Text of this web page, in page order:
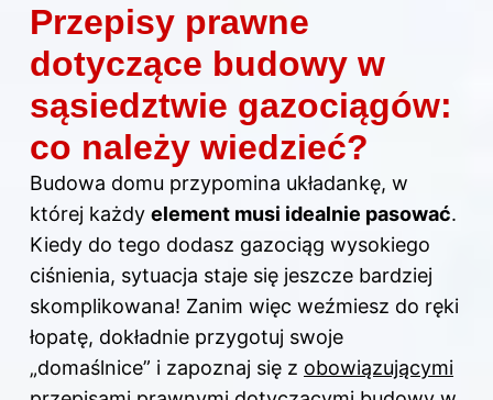
Przepisy prawne
dotyczące budowy w
sąsiedztwie gazociągów:
co należy wiedzieć?
Budowa domu przypomina układankę, w
której każdy element musi idealnie pasować.
Kiedy do tego dodasz gazociąg wysokiego
ciśnienia, sytuacja staje się jeszcze bardziej
skomplikowana! Zanim więc weźmiesz do ręki
łopatę, dokładnie przygotuj swoje
„domaślnice” i zapoznaj się z obowiązującymi